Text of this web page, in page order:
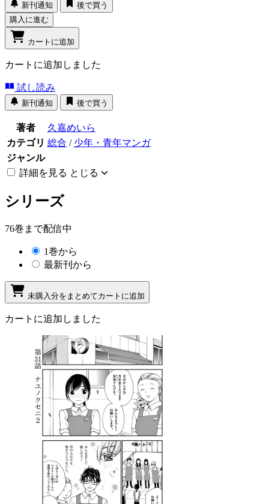
新刊通知
後で買う
購入に進む
カートに追加
カートに追加しました
試し読み
新刊通知 後で買う
著者
久嘉めいら
カテゴリ 総合 / 少年・青年マンガ
ジャンル
詳細を見る とじる
シリーズ
76巻まで配信中
1巻から
最新刊から
未購入分をまとめてカートに追加
カートに追加しました